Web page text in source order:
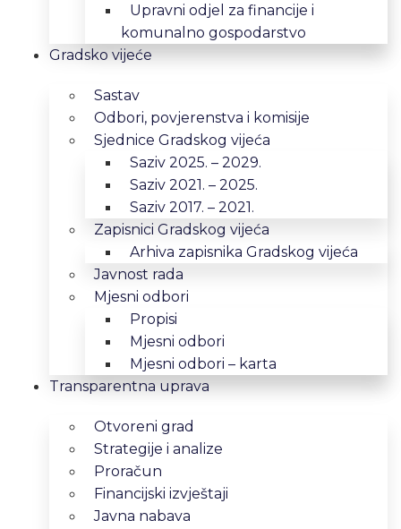
Upravni odjel za financije i
komunalno gospodarstvo
Gradsko vijeće
Sastav
Odbori, povjerenstva i komisije
Sjednice Gradskog vijeća
Saziv 2025. – 2029.
Saziv 2021. – 2025.
Saziv 2017. – 2021.
Zapisnici Gradskog vijeća
Arhiva zapisnika Gradskog vijeća
Javnost rada
Mjesni odbori
Propisi
Mjesni odbori
Mjesni odbori – karta
Transparentna uprava
Otvoreni grad
Strategije i analize
Proračun
Financijski izvještaji
Javna nabava